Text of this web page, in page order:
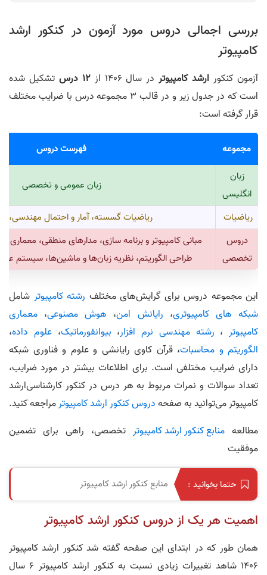
بررسی اجمالی دروس مورد آزمون در کنکور ارشد
کامپیوتر
آزمون کنکور ارشد کامپیوتردر سال 1406 از 12 درس
تشکیل شده
است که در جدول زیر و در قالب 3 مجموعه درس با ضرایب مختلف
قرار گرفته است:
مجموعه
فهرست دروس
زبان
انگلیسی
زبان عمومی و تخصصی
ریاضیات
ریاضیات گسسته، آمار و احتمال
دروس
تخصصی
مبانی کامپیوتر و برنامه سازی، مدارهای منطقی،‌ معماری
طراحی الگوریتم، نظریه زبان‌ها و ماشین‌ها، سیستم
این مجموعه دروس برای گرایش‌های مختلف رشته کامپیوتر شامل
شبکه های کامپیوتری، رایانش امن، هوش مصنوعی، معماری
کامپیوتر ، رشته مهندسی نرم افزار، بیوانفورماتیک،علوم داده،
الگوریتم و محاسبات، قرآن کاوی رایانشی و علوم و فناوری شبکه
دارای ضرایب مختلفی است. برای اطلاعات بیشتر در مورد ضرایب،
تعداد سوالات و نمرات مربوط به هر درس در کنکور کارشناسی‌ارشد
کامپیوتر می‌توانید به صفحهدروس کنکور ارشد کامپیوترمراجعه کنید.
مطالعه منابع کنکور ارشد کامپیوتر تخصصی، راهی برای تضمین
موفقیت
حتما بخوانید : منابع کنکور ارشد کامپیوتر
اهمیت هر یک از دروس کنکور ارشد کامپیوتر
همان طور که در ابتدای این صفحه گفته شد کنکور ارشد کامپیوتر
1406 شاهد تغییرات زیادی نسبت به کنکور ارشد کامپیوتر 6 سال